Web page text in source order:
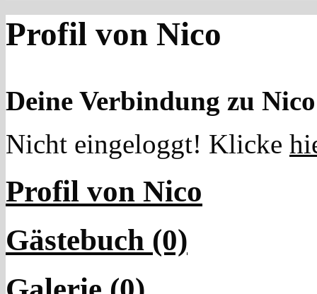
Profil von Nico
Deine Verbindung zu
Nicht eingeloggt! Klicke
Profil von Nico
Gästebuch (0)